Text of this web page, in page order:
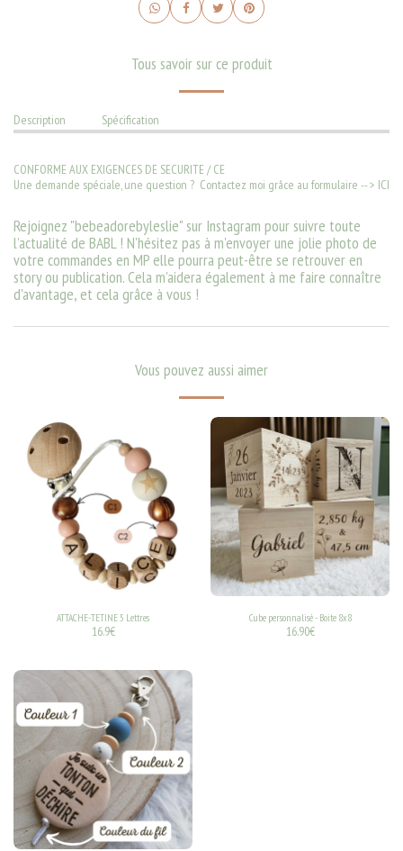
Tous savoir sur ce produit
Description Spécification
CONFORME AUX EXIGENCES DE SECURITE / CE
Une demande spéciale, une question ? Contactez moi grâce au formulaire -- > ICI
Rejoignez "bebeadorebyleslie" sur Instagram pour suivre toute
l’actualité de BABL ! N'hésitez pas à m'envoyer une jolie photo de
votre commandes en MP elle pourra peut-être se retrouver en
story ou publication. Cela m'aidera également à me faire connaître
d'avantage, et cela grâce à vous !
Vous pouvez aussi aimer
ATTACHE-TETINE 5 Lettres
16.9€
Cube personnalisé - Boite 8x8
16.90€